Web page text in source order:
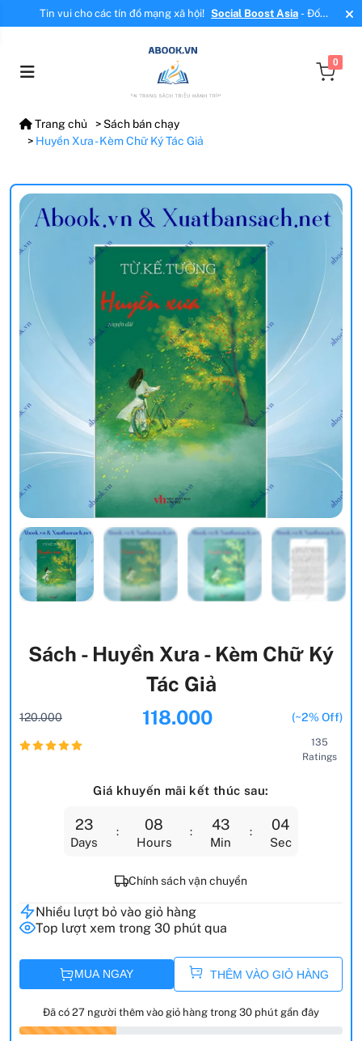
Tin vui cho các tín đồ mạng xã hội! Social Boost Asia- Đối
tác mới, cung cấp dịch vụ tăng tương tác, tăng follow uy tín!
0
Trang chủ
Sách bán chạy
Huyền Xưa - Kèm Chữ Ký Tác Giả
Sách - Huyền Xưa - Kèm Chữ Ký
Tác Giả
120.000 118.000 (~2% Off)
135
Ratings
Giá khuyến mãi kết thúc sau:
23
Days
08
Hours
43
Min
02
Sec
Chính sách vận chuyển
Nhiều lượt bỏ vào giỏ hàng
Top lượt xem trong 30 phút qua
MUA NGAY THÊM VÀO GIỎ HÀNG
Đã có 27 người thêm vào giỏ hàng trong 30 phút gần đây